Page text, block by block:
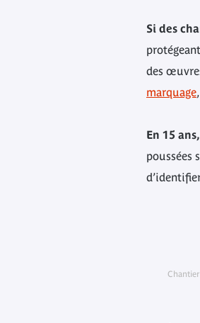
Si des
des
marquage
En 15
poussées